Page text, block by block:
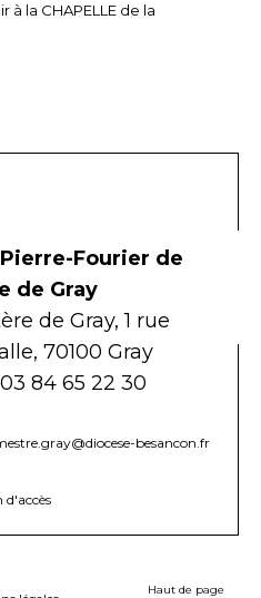
à la CHAPELLE de la
Fourier de
de Gray
de Gray, 1 rue
70100 Gray
84 65 22 30
besancon.fr
d'accès
Haut de page